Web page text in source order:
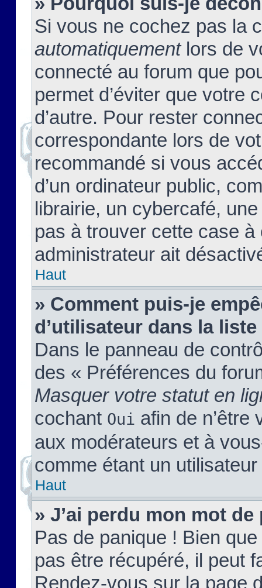
Si vous ne cochez pas la
automatiquementlors de
connecté au forum que
permet d’éviter que votre
d’autre. Pour rester
correspondante lors de
recommandé si vous
d’un ordinateur public,
librairie, un cybercafé,
pas à trouver cette case à
administrateur ait
Haut
» Comment puis-je
d’utilisateur dans la
Dans le panneau de
des « Préférences du
Masquer votre statut en
cochant Oui afin de n’être
aux modérateurs et à
comme étant un
Haut
» J’ai perdu mon mot de
Pas de panique ! Bien
pas être récupéré, il peut
Rendez-vous sur la page